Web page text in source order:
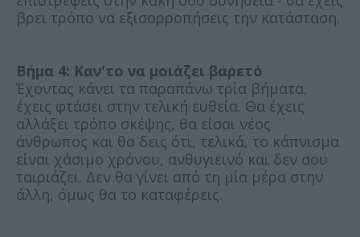
βρει τρόπο να εξισορροπήσεις την κατάσταση.
Βήμα 4: Καν'το να μοιάζει βαρετό
Έχοντας κάνει τα παραπάνω τρία βήματα,
έχεις φτάσει στην τελική ευθεία. Θα έχεις
αλλάξει τρόπο σκέψης, θα είσαι νέος
άνθρωπος και θα δεις ότι, τελικά, το κάπνισμα
είναι χάσιμο χρόνου, ανθυγιεινό και δεν σου
ταιριάζει. Δεν θα γίνει από τη μία μέρα στην
άλλη, όμως θα το καταφέρεις.